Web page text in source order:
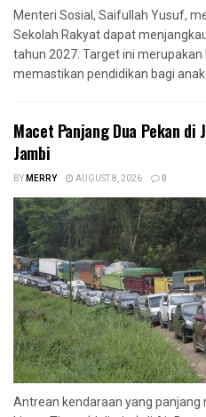
Menteri Sosial, Saifullah Yusuf,
Sekolah Rakyat dapat
tahun 2027. Target ini
memastikan pendidikan bagi anak-
Macet Panjang Dua Pekan di
Jambi
BYMERRY AUGUST 8, 2026 0
Antrean kendaraan yang